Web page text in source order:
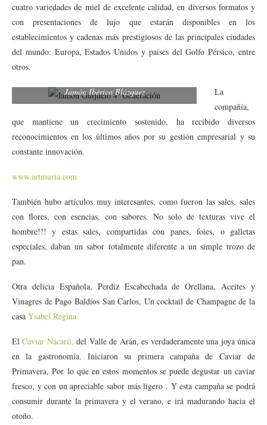
cuatro variedades de miel de excelente calidad, en diversos formatos y
con presentaciones de lujo que estarán disponibles en los
establecimientos y cadenas más prestigiosos de las principales ciudades
del mundo: Europa, Estados Unidos y países del Golfo Pérsico, entre
otros.
Jamón Ibérico Blázquez
La
compañía,
que mantiene un crecimiento sostenido, ha recibido diversos
reconocimientos en los últimos años por su gestión empresarial y su
constante innovación.
www.artmuria.com
También hubo artículos muy interesantes, como fueron las sales, sales
con flores, con esencias, con sabores. No solo de texturas vive el
hombre!!! y estas sales, compartidas con panes, foies, o galletas
especiales, daban un sabor totalmente diferente a un simple trozo de
pan.
Otra delicia Española, Perdiz Escabechada de Orellana, Aceites y
Vinagres de Pago Baldíos San Carlos, Un cocktail de Champagne de la
casa Ysabel Regina
ElCaviar Nacarii, del Valle de Arán, es verdaderamente una joya única
en la gastronomía. Iniciaron su primera campaña de Caviar de
Primavera, Por lo que en estos momentos se puede degustar un caviar
fresco, y con un apreciable sabor más ligero . Y esta campaña se podrá
consumir durante la primavera y el verano, e irá madurando hacia el
otoño.